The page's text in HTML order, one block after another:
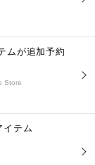
ムが追加予約
Store
イテム